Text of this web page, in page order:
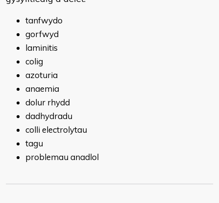
tanfwydo
gorfwyd
laminitis
colig
azoturia
anaemia
dolur rhydd
dadhydradu
colli electrolytau
tagu
problemau anadlol